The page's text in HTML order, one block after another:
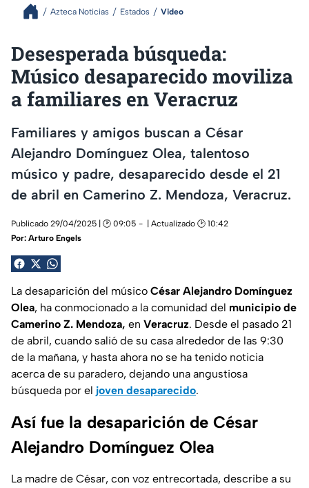
Azteca Noticias Estados Video
Desesperada búsqueda:
Músico desaparecido moviliza
a familiares en Veracruz
Familiares y amigos buscan a César
Alejandro Domínguez Olea, talentoso
músico y padre, desaparecido desde el 21
de abril en Camerino Z. Mendoza, Veracruz.
Publicado 29/04/2025 | 🕑 09:05
| Actualizado 🕑 10:42
Por: Arturo Engels
La desaparición del músico César Alejandro Domínguez
Olea, ha conmocionado a la comunidad del municipio de
Camerino Z. Mendoza, en Veracruz. Desde el pasado 21
de abril, cuando salió de su casa alrededor de las 9:30
de la mañana, y hasta ahora no se ha tenido noticia
acerca de su paradero, dejando una angustiosa
búsqueda por el joven desaparecido.
Así fue la desaparición de César
Alejandro Domínguez Olea
La madre de César, con voz entrecortada, describe a su